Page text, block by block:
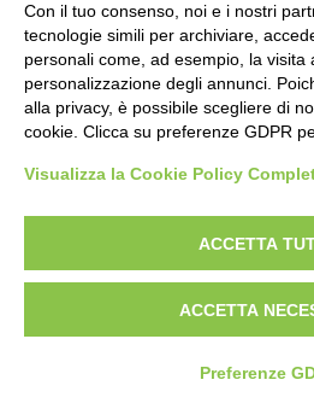
Convocazioni
Attività
Gruppi di
Archivio gruppi
Ranking
Atleti di interesse
Staff Tecnico
Staff
ATLETI
Bench Rest
Con il tuo consenso, noi e i nostri
tecnologie simili per archiviare,
personali come, ad esempio, la visita
personalizzazione degli annunci.
alla privacy, è possibile scegliere di
cookie. Clicca su preferenze GDPR
Visualizza la Cookie Policy
ACCETTA
ACCETTA
Preferenze